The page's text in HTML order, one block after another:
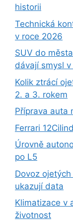
historii
Technická
v roce 2026
SUV do
dávají smysl
Kolik ztrácí
2. a 3. rokem
Příprava auta
Ferrari
Úrovně
po L5
Dovoz
ukazují data
Klimatizace v
životnost